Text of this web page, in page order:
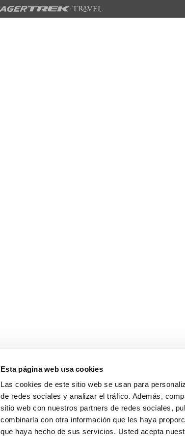
Esta página web usa cookies
Las cookies de este sitio web se usan para
de redes sociales y analizar el tráfico. Además,
sitio web con nuestros partners de redes sociales,
combinarla con otra información que les haya
que haya hecho de sus servicios. Usted acepta